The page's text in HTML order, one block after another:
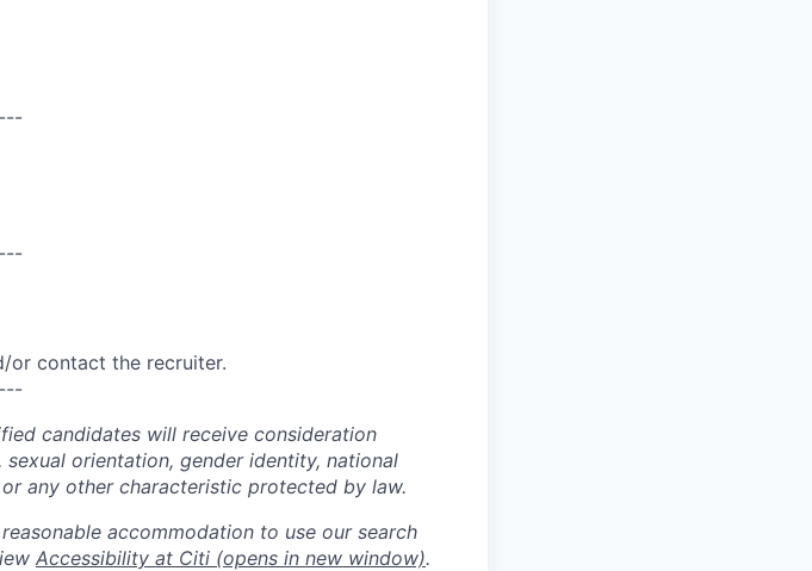
or contact the recruiter.
candidates will receive consideration
orientation, gender identity, national
any other characteristic protected by law.
accommodation to use our search
Accessibility at Citi (opens in new window).